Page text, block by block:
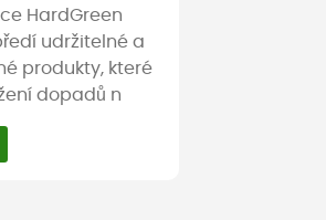
HardGreen
udržitelné a
produkty, které
dopadů n